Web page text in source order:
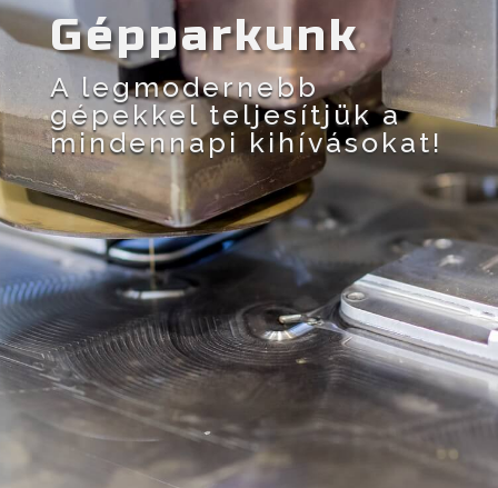
Gépparkunk
A legmodernebb
gépekkel teljesítjük a
mindennapi kihívásokat!